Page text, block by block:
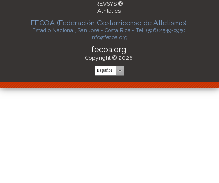
REVSYS ®
Athletics
FECOA (Federación Costarricense de Atletismo)
Estadio Nacional, San José - Costa Rica - Tel. (506) 2549-0950
info@fecoa.org
fecoa.org
Copyright © 2026